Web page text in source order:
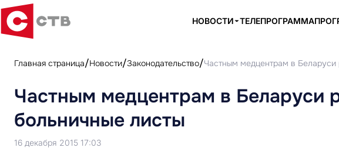
НОВОСТИ ТЕЛЕПРОГРАММА
Главная страница Новости Законодательство Частным медцентрам в
Частным медцентрам в Беларуси
больничные листы
16 декабря 2015 17:03